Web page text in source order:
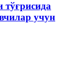
тўғрисида
учун